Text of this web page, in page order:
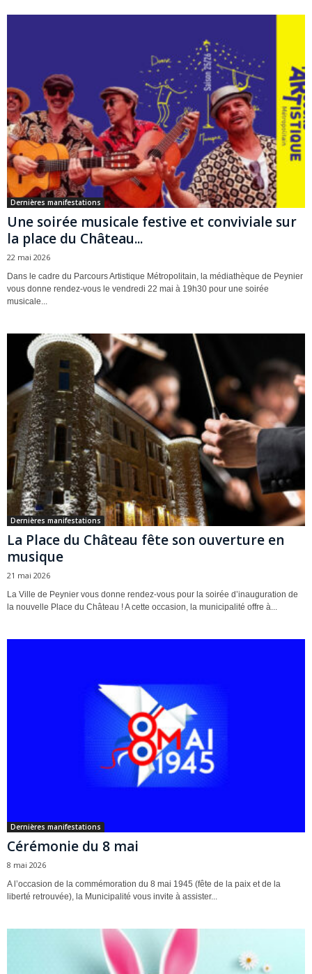
Dernières manifestations
Une soirée musicale festive et conviviale sur
la place du Château...
22 mai 2026
Dans le cadre du Parcours Artistique Métropolitain, la médiathèque de Peynier
vous donne rendez-vous le vendredi 22 mai à 19h30 pour une soirée
musicale...
Dernières manifestations
La Place du Château fête son ouverture en
musique
21 mai 2026
La Ville de Peynier vous donne rendez-vous pour la soirée d’inauguration de
la nouvelle Place du Château ! A cette occasion, la municipalité offre à...
Dernières manifestations
Cérémonie du 8 mai
8 mai 2026
A l’occasion de la commémoration du 8 mai 1945 (fête de la paix et de la
liberté retrouvée), la Municipalité vous invite à assister...